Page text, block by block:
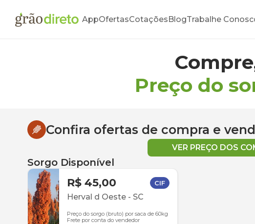
AppOfertasCotaçõesBlogTrabalhe
Preço do
Confira ofertas de compra e
VER PREÇO DOS
Sorgo Disponível
R$ 45,00 CIF
Herval d Oeste - SC
Preço do sorgo (bruto) por saca de 60kg
Frete por conta do vendedor